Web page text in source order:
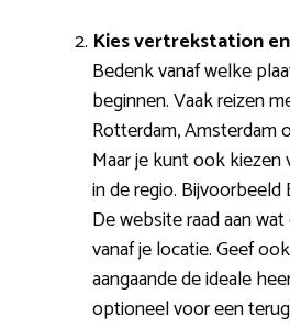
Kies vertrekstation
Bedenk vanaf welke
beginnen. Vaak reizen
Rotterdam, Amsterdam
Maar je kunt ook
in de regio.
De website raad aan
vanaf je locatie. Geef
aangaande de ideale
optioneel voor een